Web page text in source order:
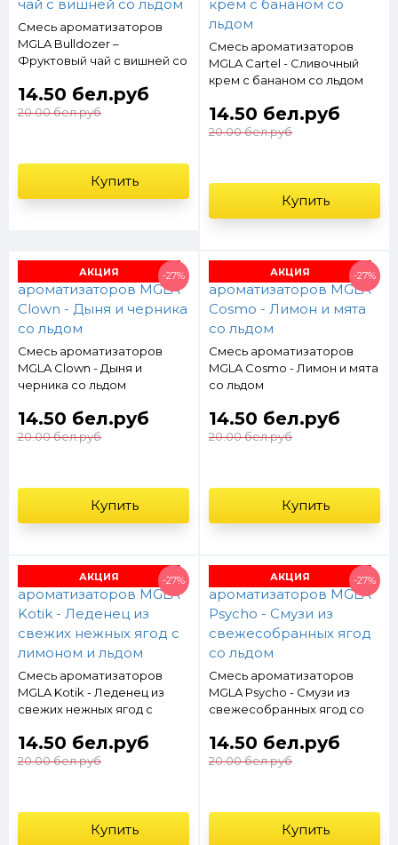
Смесь ароматизаторов
MGLA Bulldozer –
Фруктовый чай с вишней со
14.50 бел.руб
20.00 бел.руб
Купить
Смесь ароматизаторов
MGLA Cartel - Cливочный
крем с бананом со льдом
14.50 бел.руб
20.00 бел.руб
Купить
АКЦИЯ -27%
Смесь ароматизаторов
MGLA Clown - Дыня и
черника со льдом
14.50 бел.руб
20.00 бел.руб
Купить
АКЦИЯ -27%
Смесь ароматизаторов
MGLA Cosmo - Лимон и мята
со льдом
14.50 бел.руб
20.00 бел.руб
Купить
АКЦИЯ -27%
Смесь ароматизаторов
MGLA Kotik - Леденец из
свежих нежных ягод с
14.50 бел.руб
20.00 бел.руб
Купить
АКЦИЯ -27%
Смесь ароматизаторов
MGLA Psycho - Cмузи из
свежесобранных ягод со
14.50 бел.руб
20.00 бел.руб
Купить